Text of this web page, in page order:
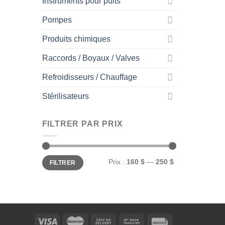
Pompes
Produits chimiques
Raccords / Boyaux / Valves
Refroidisseurs / Chauffage
Stérilisateurs
FILTRER PAR PRIX
Prix
min
Prix
maxFILTRER Prix : 160 $ — 250 $